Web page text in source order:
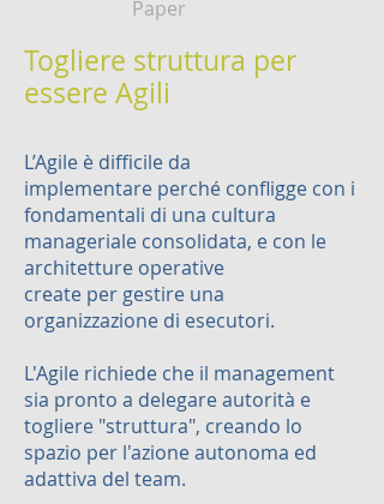
Togliere struttura per
essere Agili
L’Agile è difficile da
implementare perché confligge con i
fondamentali di una cultura
manageriale consolidata, e con le
architetture operative
create per gestire una
organizzazione di esecutori.
L'Agile richiede che il management
sia pronto a delegare autorità e
togliere "struttura", creando lo
spazio per l'azione autonoma ed
adattiva del team.
Paper